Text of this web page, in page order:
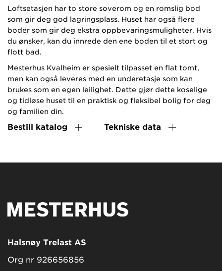
Loftsetasjen har to store soverom og en romslig bod
som gir deg god lagringsplass. Huset har også flere
boder som gir deg ekstra oppbevaringsmuligheter. Hvis
du ønsker, kan du innrede den ene boden til et stort og
flott bad.
Mesterhus Kvalheim er spesielt tilpasset en flat tomt,
men kan også leveres med en underetasje som kan
brukes som en egen leilighet. Dette gjør dette koselige
og tidløse huset til en praktisk og fleksibel bolig for deg
og familien din.
Bestill katalog Tekniske data
Halsnøy Trelast AS
Org nr 926656856